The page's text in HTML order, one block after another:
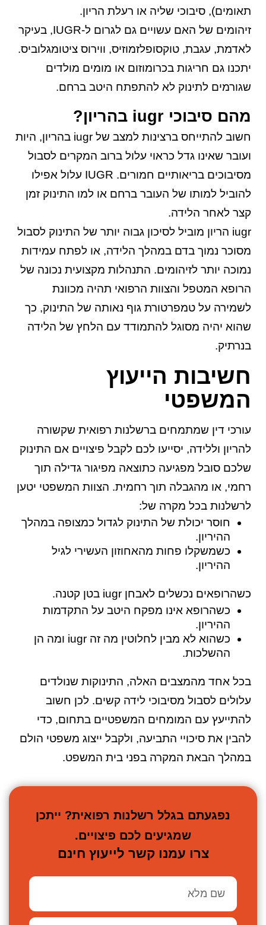
תאומים), סיבוכי שליה או רעלת הריון.
זיהומים של האם עשויים גם לגרום ל-IUGR, בעיקר
לאדמת, עגבת, טוקסופלזמוזיס, ווירוס ציטומגלוביס.
יתכנו גם חריגות בכרומוזום או מומים מולדים
שגורמים לתינוק לא להתפתח היטב ברחם.
מהם סיבוכי iugr בהריון?
חשוב להתייחס ברצינות למצב של iugr בהריון, היות
ועובר שאינו גדל כראוי עלול ברוב המקרים לסבול
מסיבוכים בריאותיים חמורים. IUGR עלול אפילו
להוביל למותו של העובר ברחם או למו התינוק זמן
קצר לאחר הלידה.
iugr הריון מוביל לסיכון גבוה יותר של התינוק לסבול
מסוכר נמוך בדם במהלך הלידה, או לפתח עמידות
נמוכה יותר לזיהומים. התנהלות מקצועית נכונה של
הרופא המטפל והצוות הרפואי תהיה מכוונת
לשמירה על טמפרטורת גוף נאותה של התינוק, כך
שהוא יהיה מסוגל להתמודד עם הלחץ של הלידה
בנרתיק.
חשיבות הייעוץ
המשפטי
עורכי דין שמתמחים ברשלנות רפואית שקשורה
להריון וללידה, יסייעו לכם לקבל פיצויים אם התינוק
שלכם סובל מפגיעה כתוצאה מפיגור גדילה תוך
רחמי, או מהגבלה תוך רחמית. הצוות המשפטי יטען
לרשלנות בכל מקרה של:
חוסר יכולת של התינוק לגדול כמצופה במהלך
ההיריון.
כשמשקלו פחות מהאחוזון העשירי לגיל
ההיריון.
כשהרופאים נכשלים לאבחן iugr בטן קטנה.
כשהרופא אינו מפקח היטב על התקדמות
ההיריון.
כשהוא לא מבין לחלוטין מה זה iugr ומה הן
ההשלכות.
בכל אחד מהמצבים האלה, התינוקות שנולדים
עלולים לסבול מסיבוכי לידה קשים. לכן חשוב
להתייעץ עם המומחים המשפטיים בתחום, כדי
להבין את סיכויי התביעה, ולקבל ייצוג משפטי הולם
במהלך הבאת המקרה בפני בית המשפט.
נפגעתם בגלל רשלנות רפואית? ייתכן
שמגיעים לכם פיצויים.
צרו עמנו קשר לייעוץ חינם